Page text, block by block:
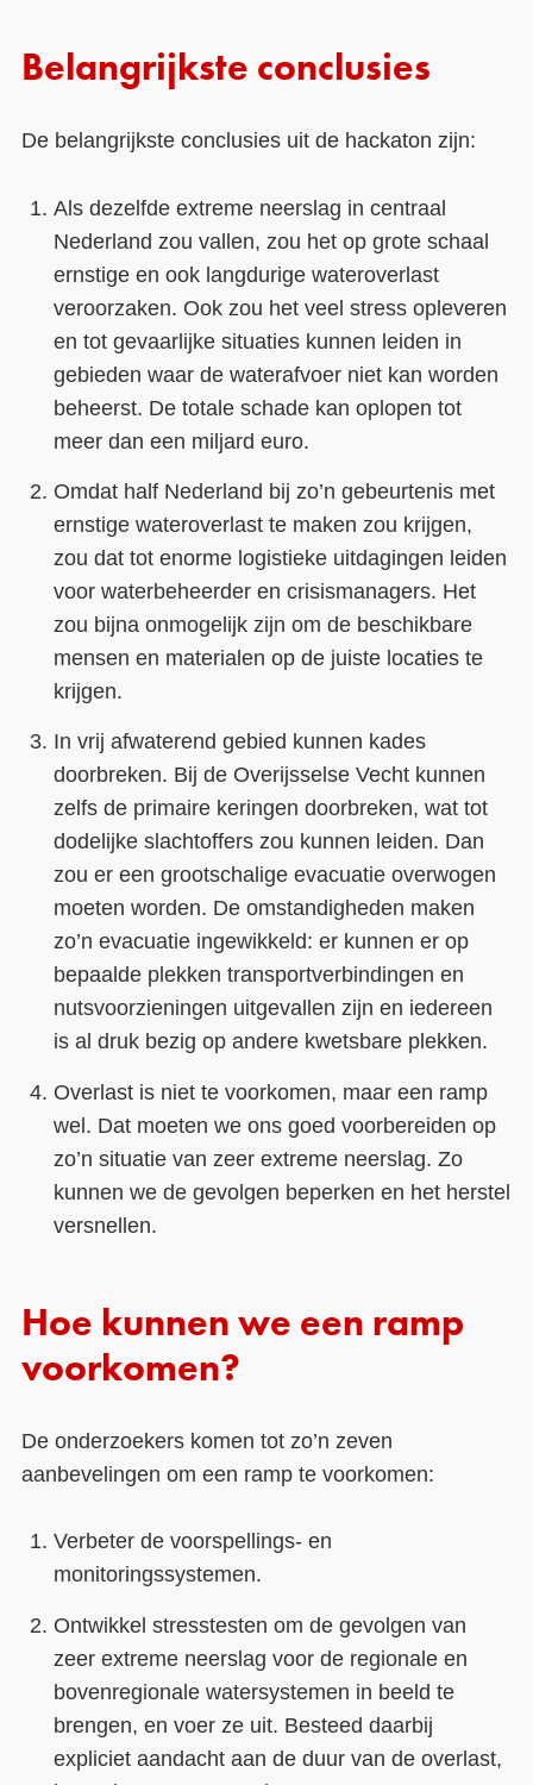
Belangrijkste conclusies
De belangrijkste conclusies uit de hackaton zijn:
Als dezelfde extreme neerslag in centraal
Nederland zou vallen, zou het op grote schaal
ernstige en ook langdurige wateroverlast
veroorzaken. Ook zou het veel stress opleveren
en tot gevaarlijke situaties kunnen leiden in
gebieden waar de waterafvoer niet kan worden
beheerst. De totale schade kan oplopen tot
meer dan een miljard euro.
Omdat half Nederland bij zo’n gebeurtenis met
ernstige wateroverlast te maken zou krijgen,
zou dat tot enorme logistieke uitdagingen leiden
voor waterbeheerder en crisismanagers. Het
zou bijna onmogelijk zijn om de beschikbare
mensen en materialen op de juiste locaties te
krijgen.
In vrij afwaterend gebied kunnen kades
doorbreken. Bij de Overijsselse Vecht kunnen
zelfs de primaire keringen doorbreken, wat tot
dodelijke slachtoffers zou kunnen leiden. Dan
zou er een grootschalige evacuatie overwogen
moeten worden. De omstandigheden maken
zo’n evacuatie ingewikkeld: er kunnen er op
bepaalde plekken transportverbindingen en
nutsvoorzieningen uitgevallen zijn en iedereen
is al druk bezig op andere kwetsbare plekken.
Overlast is niet te voorkomen, maar een ramp
wel. Dat moeten we ons goed voorbereiden op
zo’n situatie van zeer extreme neerslag. Zo
kunnen we de gevolgen beperken en het herstel
versnellen.
Hoe kunnen we een ramp
voorkomen?
De onderzoekers komen tot zo’n zeven
aanbevelingen om een ramp te voorkomen:
Verbeter de voorspellings- en
monitoringssystemen.
Ontwikkel stresstesten om de gevolgen van
zeer extreme neerslag voor de regionale en
bovenregionale watersystemen in beeld te
brengen, en voer ze uit. Besteed daarbij
expliciet aandacht aan de duur van de overlast,